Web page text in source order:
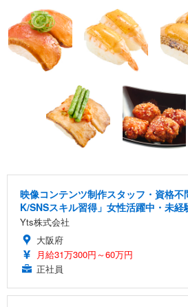
映像コンテンツ制作スタッフ・資格
K/SNSスキル習得」女性活躍中・未経
Yts株式会社
大阪府
月給31万300円～60万円
正社員